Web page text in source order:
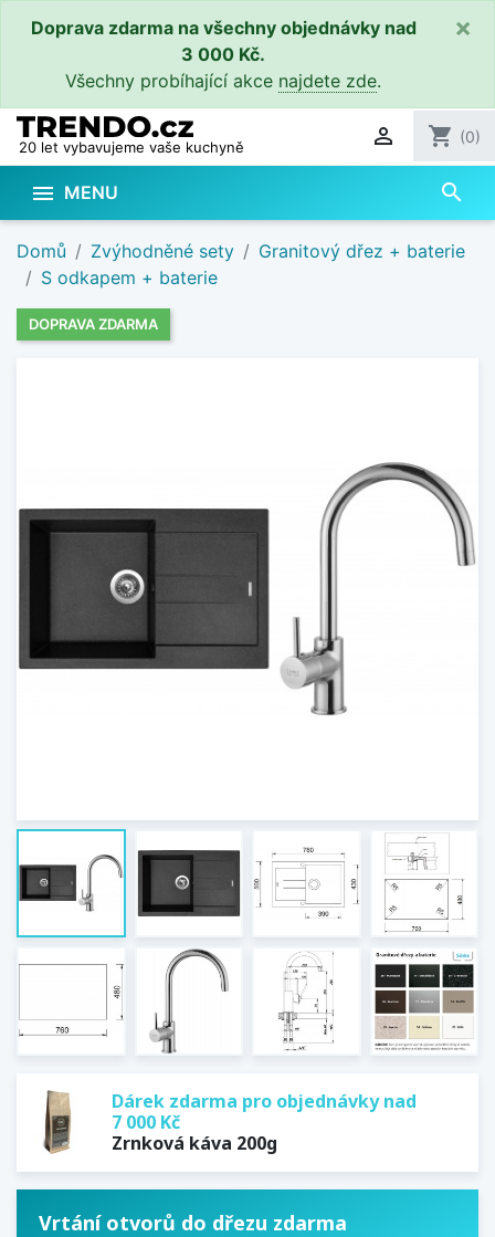
Doprava zdarma na všechny objednávky nad
3 000 Kč.
Všechny probíhající akce najdete zde.
×
20 let vybavujeme vaše kuchyně  shopping_cart (0)
 MENU search
Domů Zvýhodněné sety
Granitový dřez + baterie
S odkapem + baterie
DOPRAVA ZDARMA
Dárek zdarma pro objednávky nad
7 000 Kč
Zrnková káva 200g
Vrtání otvorů do dřezu zdarma